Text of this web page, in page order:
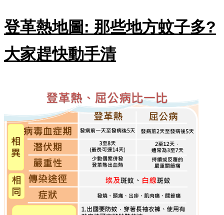
公
開
訊
服
專
區
主
題
專
登革熱地圖: 那些地方蚊子多?
大家趕快動手清